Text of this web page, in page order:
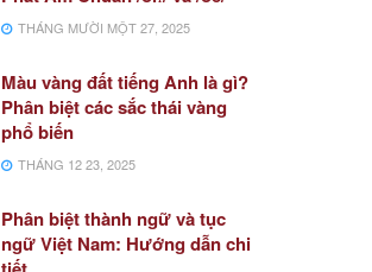
THÁNG MƯỜI MỘT 27, 2025
Màu vàng đất tiếng Anh là gì?
Phân biệt các sắc thái vàng
phổ biến
THÁNG 12 23, 2025
Phân biệt thành ngữ và tục
ngữ Việt Nam: Hướng dẫn chi